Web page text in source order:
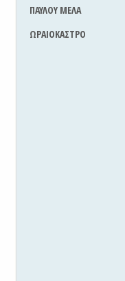
ΠΑΥΛΟΥ ΜΕΛΑ
ΩΡΑΙΟΚΑΣΤΡΟ